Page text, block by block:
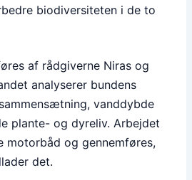
biodiversiteten i de to
af rådgiverne Niras og
analyserer bundens
vanddybde
plante- og dyreliv. Arbejdet
motorbåd og gennemføres,
det.